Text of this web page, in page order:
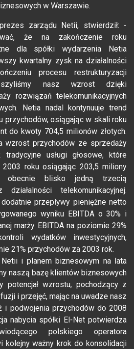
w Warszawie.
zarządu Netii, stwierdził: -
że na zakończenie roku
dla spółki wydarzenia Netia
kwartalny zysk na działalności
procesu restrukturyzacji
nasz wzrost dzięki
rozwiązań telekomunikacyjnych
Netia nadal kontynuuje trend
przychodów, osiągając w skali roku
do kwoty 704,5 milionów złotych.
wzrost przychodów ze sprzedaży
usługi głosowe, które
roku osiągając 203,5 miliony
obecnie blisko jedną trzecią
telekomunikacyjnej.
przepływy pieniężne netto
wyniku EBITDA o 30% i
marży EBITDA na poziomie 29%
wydatków inwestycyjnych,
21% przychodów za 2003 rok.
i planem biznesowym na lata
naszą bazę klientów biznesowych
potencjał wzrostu, pochodzący z
i przejęć, mając na uwadze nasz
i podwojenia przychodów do 2008
nabycia spółki El-Net potwierdza
polskiego operatora
kolejny ważny krok do konsolidacji